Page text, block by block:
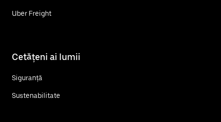
Uber Freight
Cetățeni ai lumii
Siguranță
Sustenabilitate